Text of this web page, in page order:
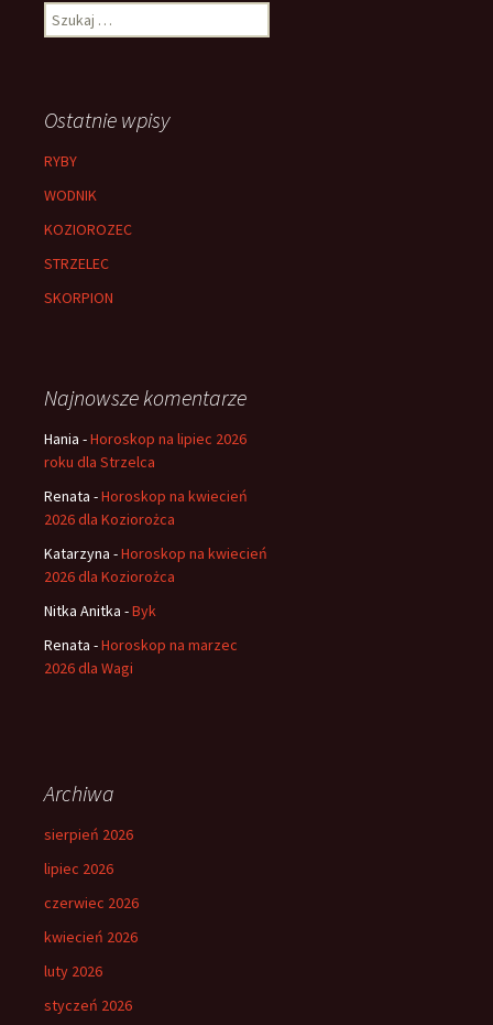
Szukaj:
Ostatnie wpisy
RYBY
WODNIK
KOZIOROZEC
STRZELEC
SKORPION
Najnowsze komentarze
Hania -Horoskop na lipiec 2026
roku dla Strzelca
Renata -Horoskop na kwiecień
2026 dla Koziorożca
Katarzyna -Horoskop na kwiecień
2026 dla Koziorożca
Nitka Anitka -Byk
Renata -Horoskop na marzec
2026 dla Wagi
Archiwa
sierpień 2026
lipiec 2026
czerwiec 2026
kwiecień 2026
luty 2026
styczeń 2026